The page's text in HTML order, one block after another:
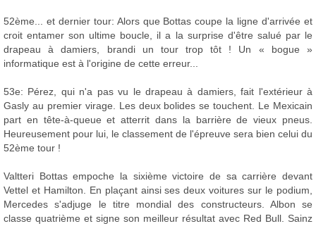
52ème... et dernier tour: Alors que Bottas coupe la ligne d'arrivée et
croit entamer son ultime boucle, il a la surprise d'être salué par le
drapeau à damiers, brandi un tour trop tôt ! Un « bogue »
informatique est à l'origine de cette erreur...
53e: Pérez, qui n'a pas vu le drapeau à damiers, fait l'extérieur à
Gasly au premier virage. Les deux bolides se touchent. Le Mexicain
part en tête-à-queue et atterrit dans la barrière de vieux pneus.
Heureusement pour lui, le classement de l'épreuve sera bien celui du
52ème tour !
Valtteri Bottas empoche la sixième victoire de sa carrière devant
Vettel et Hamilton. En plaçant ainsi ses deux voitures sur le podium,
Mercedes s'adjuge le titre mondial des constructeurs. Albon se
classe quatrième et signe son meilleur résultat avec Red Bull. Sainz